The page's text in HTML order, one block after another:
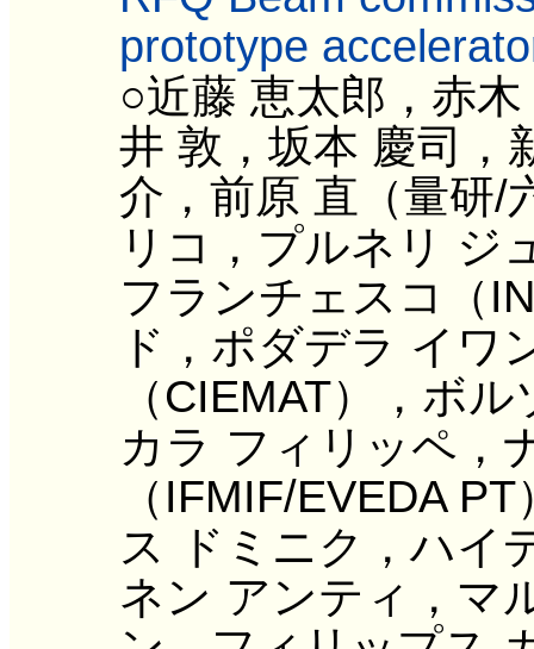
prototype
○近藤 恵太郎，赤
井 敦，坂本 慶司，
介，前原 直（量研/
リコ，プルネリ ジ
フランチェスコ（
ド，ポダデラ イワ
（CIEMAT），ボ
カラ フィリッペ，
（IFMIF/EVEDA
ス ドミニク，ハイ
ネン アンティ，マ